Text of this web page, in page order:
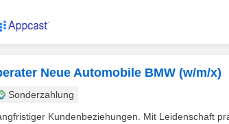
Neue Automobile BMW (w/m/x)
Sonderzahlung
Kundenbeziehungen. Mit Leidenschaft